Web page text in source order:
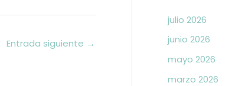
Entrada siguiente →
julio 2026
junio 2026
mayo 2026
marzo 2026